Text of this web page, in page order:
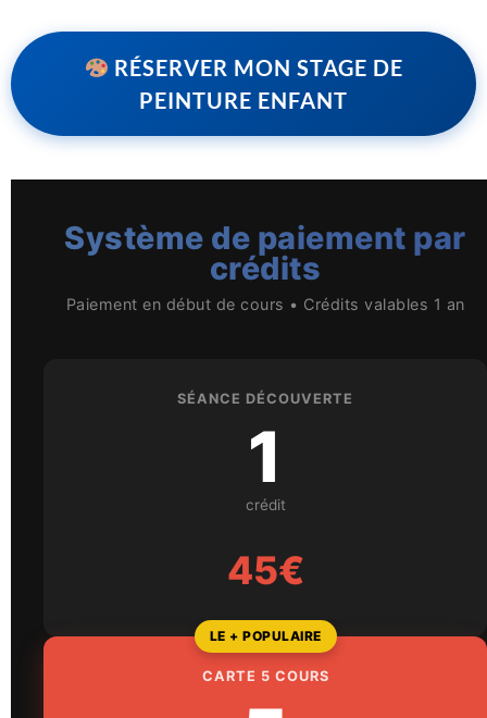
RÉSERVER MON STAGE DE
PEINTURE ENFANT
Système de paiement par
crédits
Paiement en début de cours • Crédits valables 1 an
SÉANCE DÉCOUVERTE
1
crédit
45€
LE + POPULAIRE
CARTE 5 COURS